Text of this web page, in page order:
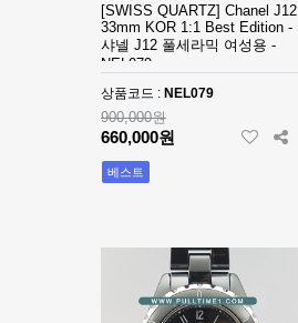
[SWISS QUARTZ] Chanel J12
33mm KOR 1:1 Best Edition -
샤넬 J12 풀세라믹 여성용 -
NEL079
상품코드 : NEL079
900,000원
660,000원
베스트